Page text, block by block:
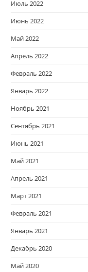
Июль 2022
Июнь 2022
Май 2022
Апрель 2022
Февраль 2022
Январь 2022
Ноябрь 2021
Сентябрь 2021
Июнь 2021
Май 2021
Апрель 2021
Март 2021
Февраль 2021
Январь 2021
Декабрь 2020
Май 2020